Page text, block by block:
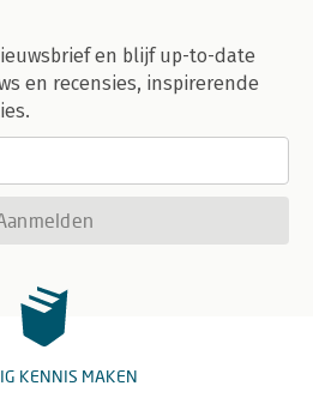
en blijf up-to-date
en recensies, inspirerende
KENNIS MAKEN